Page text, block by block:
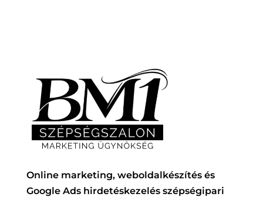
Online marketing, weboldalkészítés és
Google Ads hirdetéskezelés szépségipari